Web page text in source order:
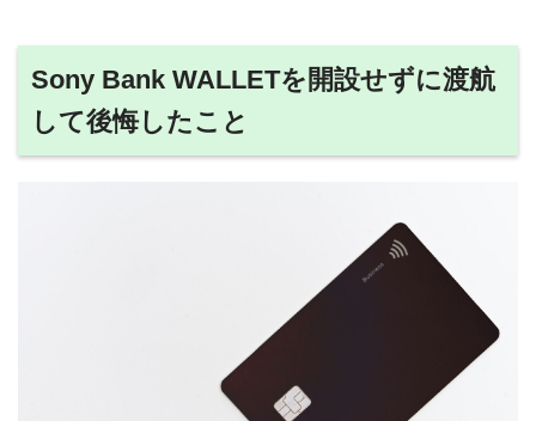
Sony Bank WALLETを開設せずに渡航
して後悔したこと